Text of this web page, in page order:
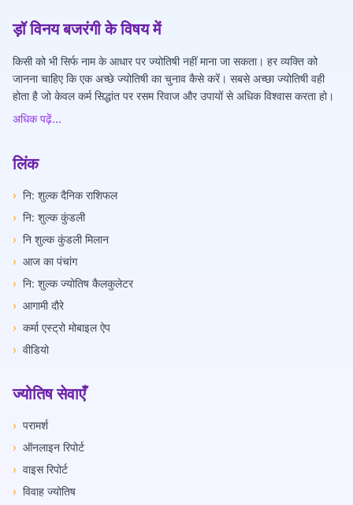
ड़ॉ विनय बजरंगी के विषय में
किसी को भी सिर्फ नाम के आधार पर ज्योतिषी नहीं माना जा सकता। हर व्यक्ति को
जानना चाहिए कि एक अच्छे ज्योतिषी का चुनाव कैसे करें। सबसे अच्छा ज्योतिषी वही
होता है जो केवल कर्म सिद्धांत पर रसम रिवाज और उपायों से अधिक विश्वास करता हो।
अधिक पढ़ें...
लिंक
› नि: शुल्क दैनिक राशिफल
› नि: शुल्क कुंडली
› नि शुल्क कुंडली मिलान
› आज का पंचांग
› नि: शुल्क ज्योतिष कैलकुलेटर
› आगामी दौरे
› कर्मा एस्ट्रो मोबाइल ऐप
› वीडियो
ज्योतिष सेवाएँ
› परामर्श
› ऑनलाइन रिपोर्ट
› वाइस रिपोर्ट
› विवाह ज्योतिष